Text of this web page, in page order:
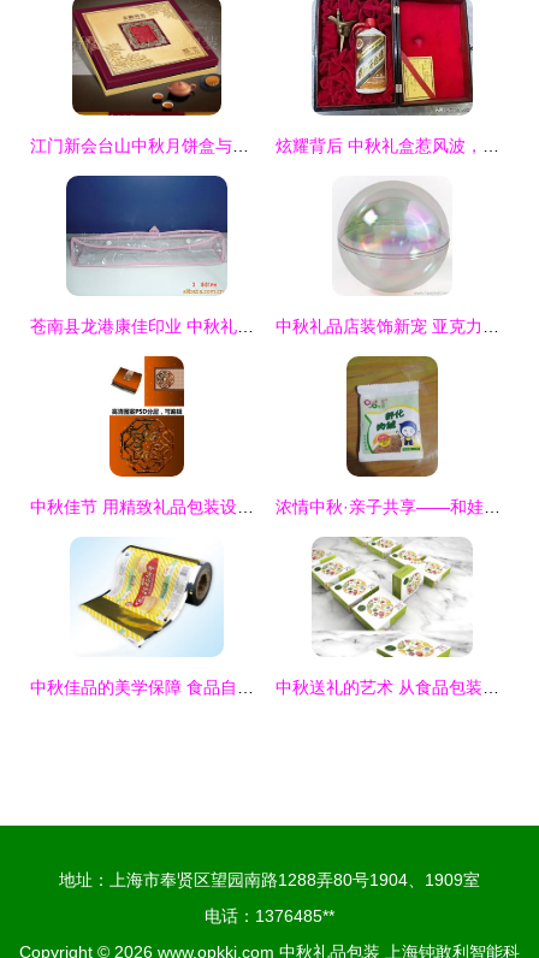
江门新会台山中秋月饼盒与食品礼盒包装工艺探析 炫耀背后 中秋礼盒惹风波，一份“百万礼物”引发的思考
苍南县龙港康佳印业 中秋礼品包装精品鉴赏 中秋礼品店装饰新宠 亚克力吊球，提升包装视觉与空间格调
中秋佳节 用精致礼品包装设计提升品牌温度的四大策略 浓情中秋·亲子共享——和娃过中秋大礼包创新包装设计
中秋佳品的美学保障 食品自动包装卷膜印刷与礼品包装的创新应用 中秋送礼的艺术 从食品包装设计看情感传递
地址：上海市奉贤区望园南路1288弄80号1904、1909室
电话：1376485**
Copyright © 2026 www.opkkj.com 中秋礼品包装 上海钝敢利智能科